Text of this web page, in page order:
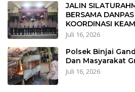
JALIN
BERSAMA
KOORDINASI
Juli 16, 2026
Polsek Binjai
Dan Masyarakat
Juli 16, 2026